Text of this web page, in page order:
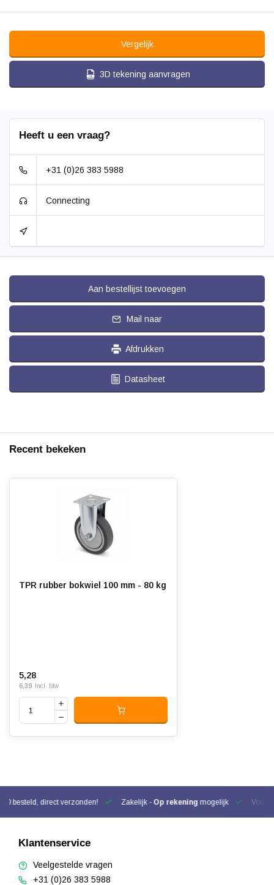
Vergelijk
3D tekening aanvragen
Heeft u een vraag?
+31 (0)26 383 5988
Connecting
Aan bestellijst toevoegen
Mail naar
Afdrukken
Datasheet
Recent bekeken
TPR rubber bokwiel 100 mm - 80 kg
5,28
6,39 Incl. btw
besteld, direct verzonden! Zakelijk - Op rekening mogelijk Voor
Klantenservice
Veelgestelde vragen
+31 (0)26 383 5988